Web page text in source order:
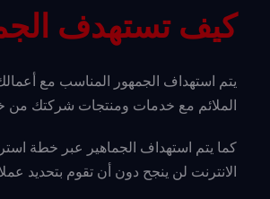
كيف تستهدف
يتم استهداف الجمهور المناسب مع
الملائم مع خدمات ومنتجات شركتك من
كما يتم استهداف الجماهير عبر خطة
الانترنت لن ينجح دون أن تقوم بتحديد